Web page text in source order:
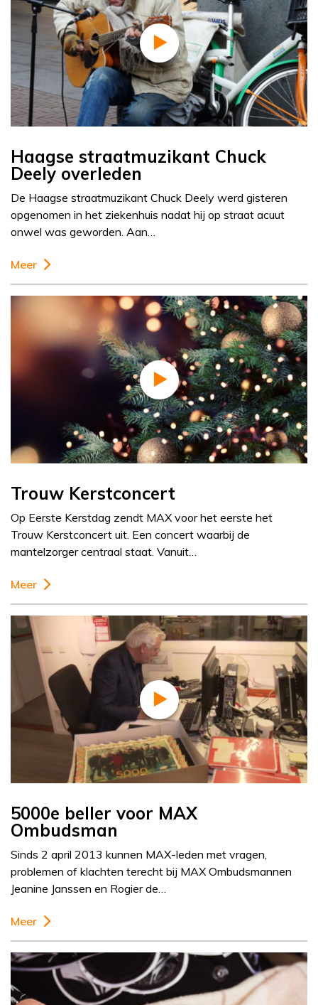
Haagse straatmuzikant Chuck
Deely overleden
De Haagse straatmuzikant Chuck Deely werd gisteren
opgenomen in het ziekenhuis nadat hij op straat acuut
onwel was geworden. Aan…
Meer
Trouw Kerstconcert
Op Eerste Kerstdag zendt MAX voor het eerste het
Trouw Kerstconcert uit. Een concert waarbij de
mantelzorger centraal staat. Vanuit…
Meer
5000e beller voor MAX
Ombudsman
Sinds 2 april 2013 kunnen MAX-leden met vragen,
problemen of klachten terecht bij MAX Ombudsmannen
Jeanine Janssen en Rogier de…
Meer